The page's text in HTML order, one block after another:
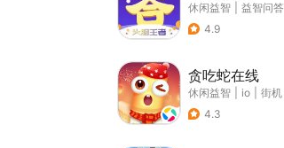
休闲益智
益智问答
4.9
贪吃蛇在线
休闲益智 io 街机
4.3